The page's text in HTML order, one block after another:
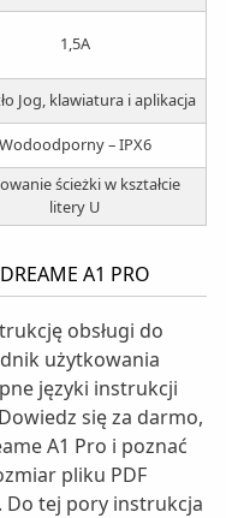
1,5A
Jog, klawiatura i aplikacja
Wodoodporny – IPX6
ścieżki w kształcie
litery U
A1 PRO
obsługi do
użytkowania
języki instrukcji
się za darmo,
A1 Pro i poznać
pliku PDF
Do tej pory instrukcja